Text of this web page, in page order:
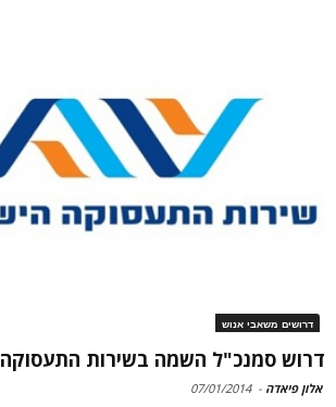
דרושים משאבי אנוש
דרוש סמנכ"ל השמה בשירות התעסוקה
אלון פיאדה -
07/01/2014